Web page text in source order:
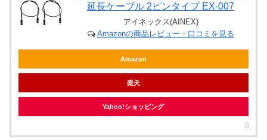
延長ケーブル 2ピンタイプ EX-007
アイネックス(AINEX)
Amazonの商品レビュー・口コミを見る
Amazon
楽天
Yahoo!ショッピング